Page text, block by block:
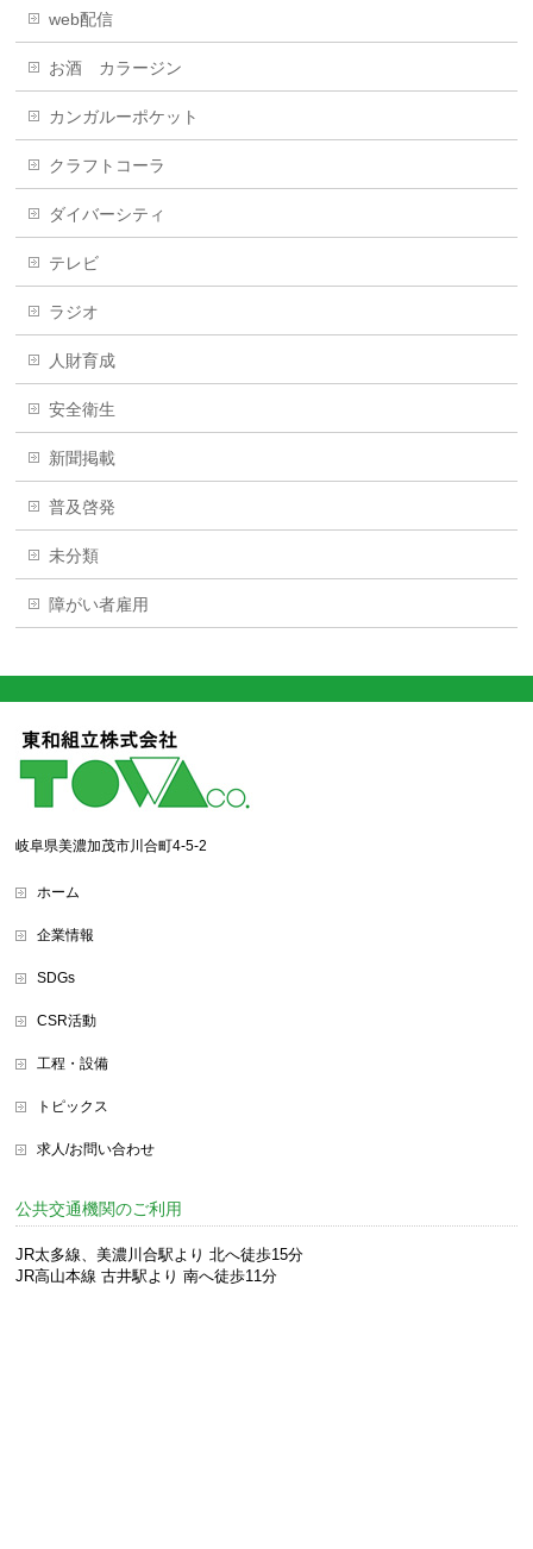
web配信
お酒 カラージン
カンガルーポケット
クラフトコーラ
ダイバーシティ
テレビ
ラジオ
人財育成
安全衛生
新聞掲載
普及啓発
未分類
障がい者雇用
岐阜県美濃加茂市川合町4-5-2
ホーム
企業情報
SDGs
CSR活動
工程・設備
トピックス
求人/お問い合わせ
公共交通機関のご利用
JR太多線、美濃川合駅より 北へ徒歩15分
JR高山本線 古井駅より 南へ徒歩11分